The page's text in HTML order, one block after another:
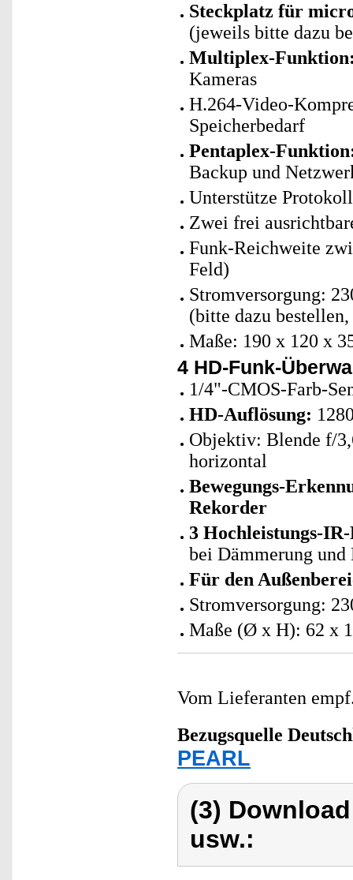
Steckplatz für
(jeweils bitte dazu
Multiplex-
Kameras
H.264-Video-
Speicherbedarf
Pentaplex-
Backup und
Unterstütze
Zwei frei
Funk-Reichweite
Feld)
Stromversorgung:
(bitte dazu
Maße: 190 x 120 x
4 HD-Funk-
1/4"-CMOS-Farb-
HD-Auflösung:
Objektiv: Blende f/
horizontal
Bewegungs-
Rekorder
3 Hochleistungs-
bei Dämmerung
Für den
Stromversorgung:
Maße (Ø x H): 62 x
Vom Lieferanten
Bezugsquelle
PEARL
(3)
usw.: